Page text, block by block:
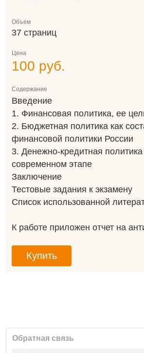
Объем
37 страниц
Цена
100 руб.
Содержание
Введение
1. Финансовая политика, ее
2. Бюджетная политика как
финансовой политики России
3. Денежно-кредитная
современном этапе
Заключение
Тестовые задания к экзамену
Список использованной
К работе приложен отчет на
Купить
Обратная связь